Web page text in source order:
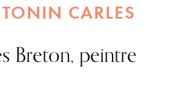
CARLES
Breton, peintre